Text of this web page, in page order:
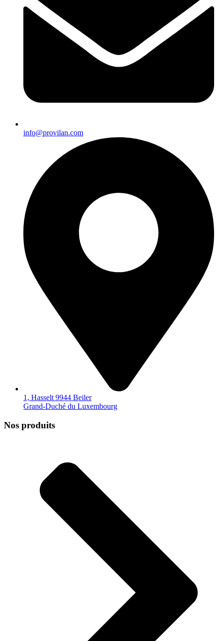
info@provilan.com
1, Hasselt 9944 Beiler
Grand-Duché du Luxembourg
Nos produits